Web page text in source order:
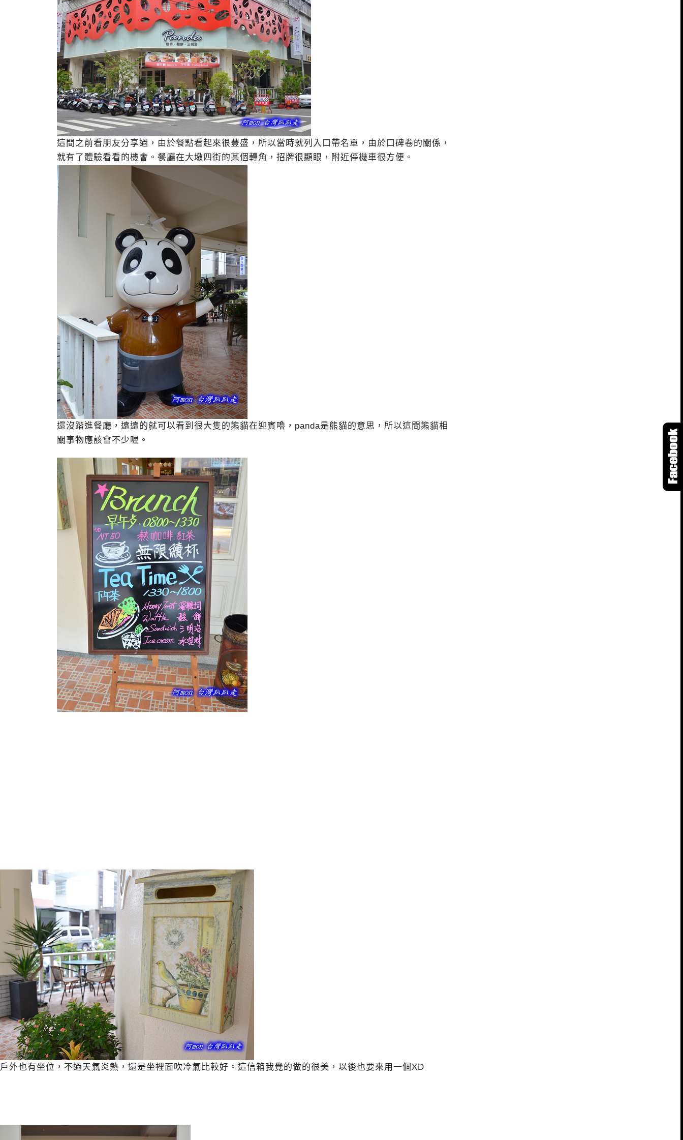
這間之前看朋友分享過，由於餐點看起來很豐盛，所以當時就列入口帶名單，由於口碑卷的關係，
就有了體驗看看的機會。餐廳在大墩四街的某個轉角，招牌很顯眼，附近停機車很方便。
還沒踏進餐廳，遠遠的就可以看到很大隻的熊貓在迎賓嚕，panda是熊貓的意思，所以這間熊貓相
關事物應該會不少喔。
戶外也有坐位，不過天氣炎熱，還是坐裡面吹冷氣比較好。這信箱我覺的做的很美，以後也要來用一個XD